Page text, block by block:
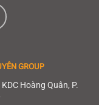
GROUP
Hoàng Quân, P.